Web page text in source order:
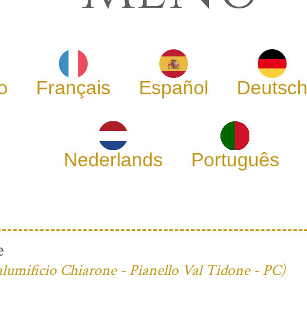
Français Español Deutsch
Nederlands Português
Chiarone - Pianello Val Tidone - PC)